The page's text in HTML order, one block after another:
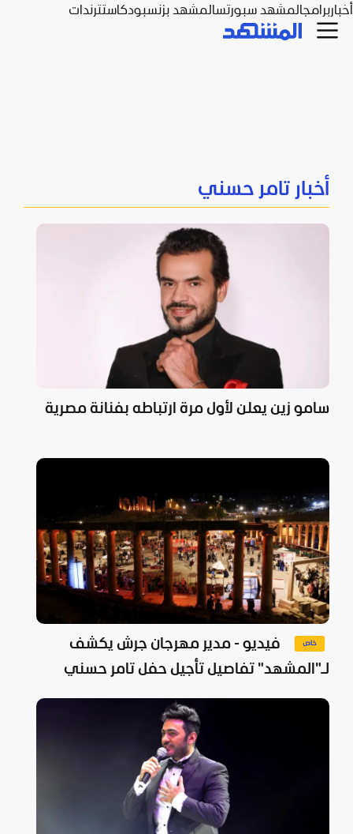
أخباربرامجالمشهد سبورتسالمشهد بزنسبودكاستترندات
أخبار تامر حسني
سامو زين يعلن لأول مرة ارتباطه بفنانة مصرية
فيديو - مدير مهرجان جرش يكشف
لـ"المشهد" تفاصيل تأجيل حفل تامر حسني